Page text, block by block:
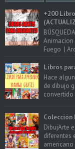
+200
Fuego |
Libros
Hace
de dibujo
convertido
Colección
DibujArte
diferentes
americano